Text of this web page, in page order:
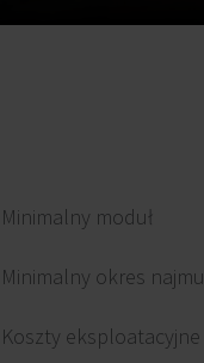
Minimalny moduł
Minimalny okres najmu
Koszty eksploatacyjne